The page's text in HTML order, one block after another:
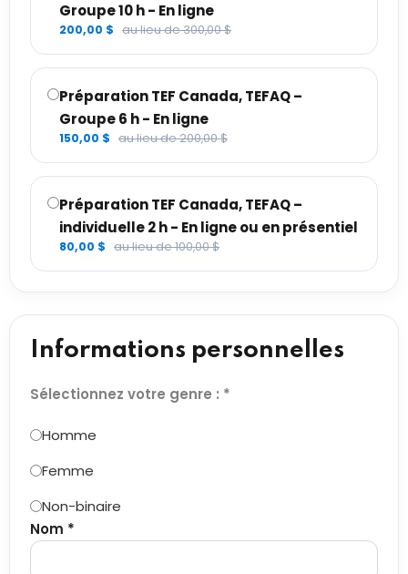
Groupe 10 h - En ligne
200,00 $ au lieu de 300,00 $
Préparation TEF Canada, TEFAQ –
Groupe 6 h - En ligne
150,00 $ au lieu de 200,00 $
Préparation TEF Canada, TEFAQ –
individuelle 2 h - En ligne ou en présentiel
80,00 $ au lieu de 100,00 $
Informations personnelles
Sélectionnez votre genre : *
Homme
Femme
Non-binaire
Nom *